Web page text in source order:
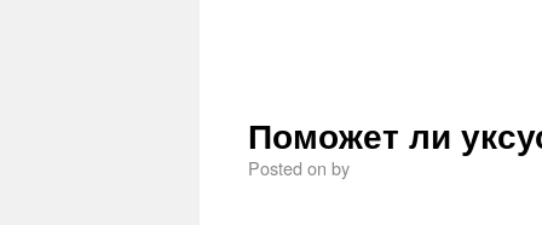
Поможет ли
Posted on by